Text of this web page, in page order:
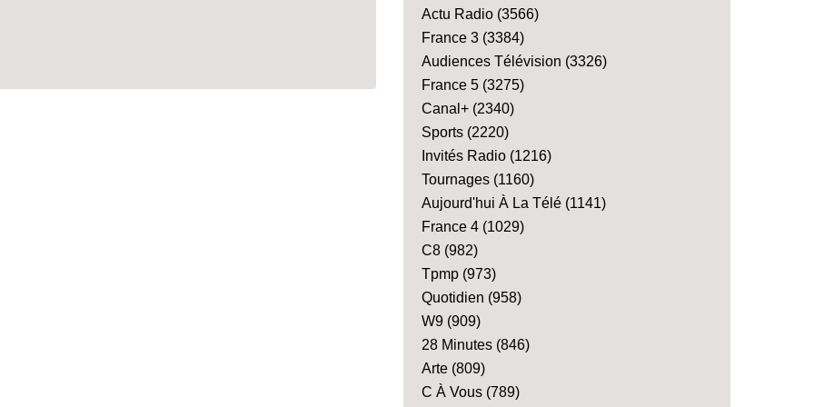
Actu Radio (3566)
France 3 (3384)
Audiences Télévision (3326)
France 5 (3275)
Canal+ (2340)
Sports (2220)
Invités Radio (1216)
Tournages (1160)
Aujourd'hui À La Télé (1141)
France 4 (1029)
C8 (982)
Tpmp (973)
Quotidien (958)
W9 (909)
28 Minutes (846)
Arte (809)
C À Vous (789)